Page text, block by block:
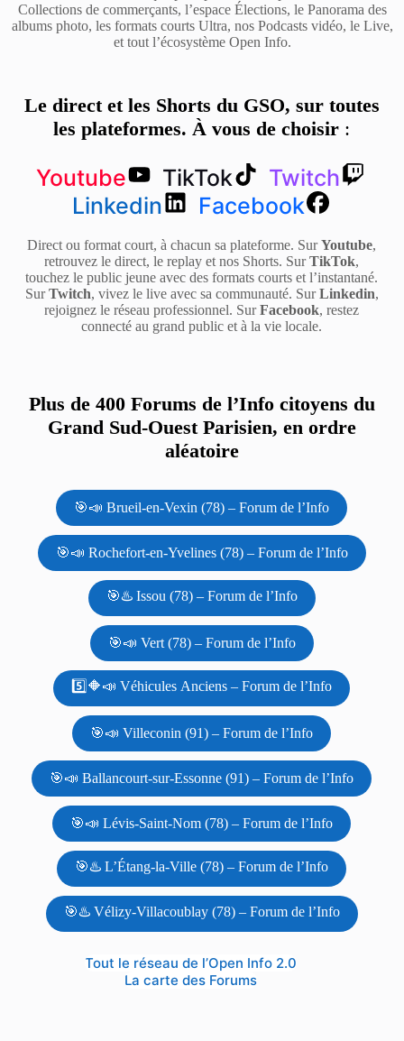
Collections de commerçants, l’espace Élections, le Panorama des
albums photo, les formats courts Ultra, nos Podcasts vidéo, le Live,
et tout l’écosystème Open Info.
Le direct et les Shorts du GSO, sur toutes
les plateformes. À vous de choisir :
Youtube TikTok
Twitch
Linkedin
Facebook
Direct ou format court, à chacun sa plateforme. SurYoutube,
retrouvez le direct, le replay et nos Shorts. SurTikTok,
touchez le public jeune avec des formats courts et l’instantané.
SurTwitch, vivez le live avec sa communauté. SurLinkedin,
rejoignez le réseau professionnel. SurFacebook, restez
connecté au grand public et à la vie locale.
Plus de 400 Forums de l’Info citoyens du
Grand Sud-Ouest Parisien, en ordre
aléatoire
🎯📣 Brueil-en-Vexin (78) – Forum de l’Info
🎯📣 Rochefort-en-Yvelines (78) – Forum de l’Info
🎯♨️ Issou (78) – Forum de l’Info
🎯📣 Vert (78) – Forum de l’Info
5️⃣🔶📣 Véhicules Anciens – Forum de l’Info
🎯📣 Villeconin (91) – Forum de l’Info
🎯📣 Ballancourt-sur-Essonne (91) – Forum de l’Info
🎯📣 Lévis-Saint-Nom (78) – Forum de l’Info
🎯♨️ L’Étang-la-Ville (78) – Forum de l’Info
🎯♨️ Vélizy-Villacoublay (78) – Forum de l’Info
Tout le réseau de l’Open Info 2.0
La carte des Forums